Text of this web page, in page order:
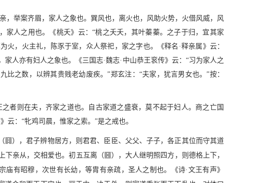
，举案齐眉，家人之象也。巽风也，离火也，风助火势，火借风威，风
人之用也。《桃夭》云：“桃之夭夭，其叶蓁蓁。之子于归，宜其家
，火主礼，陈豕于室，众人祭祀，家之字也。《释名·释亲属》云：
人亦有妇人之象也。《三国志·魏志·中山恭王衮传》云：“习为家人之
之数，以辨其贵贱老幼废疾。”郑玄注：“夫家，犹言男女也。”按：
者则在夫，齐家之道也。自古家道之盛衰，莫不起于妇人。商之亡国
云：“牝鸡司晨，惟家之索。”是之戒也。
?），君子辨物居方，则君君、臣臣、父父、子子，各正其位而守其道
下亲从，交相爱也。初五互离（W），大人继明照四方，则德格上下，
庙有昭穆，次世有长幼，等胄有亲疏，圣人之制也。《诗·文王有声》